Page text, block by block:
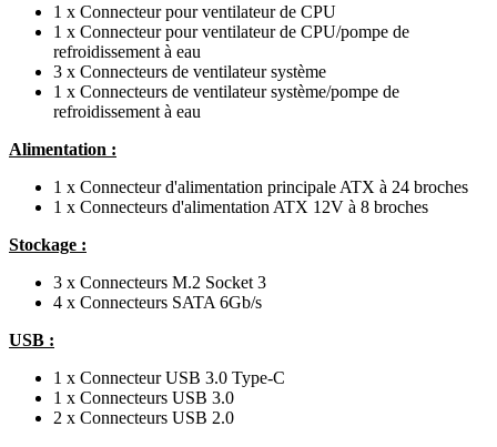
1 x Connecteur pour ventilateur de CPU
1 x Connecteur pour ventilateur de CPU/pompe de
refroidissement à eau
3 x Connecteurs de ventilateur système
1 x Connecteurs de ventilateur système/pompe de
refroidissement à eau
Alimentation :
1 x Connecteur d'alimentation principale ATX à 24 broches
1 x Connecteurs d'alimentation ATX 12V à 8 broches
Stockage :
3 x Connecteurs M.2 Socket 3
4 x Connecteurs SATA 6Gb/s
USB :
1 x Connecteur USB 3.0 Type-C
1 x Connecteurs USB 3.0
2 x Connecteurs USB 2.0